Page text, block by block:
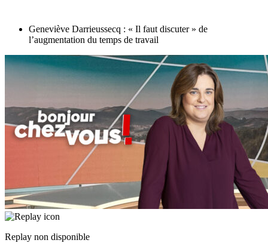
Geneviève Darrieussecq : « Il faut discuter » de
l’augmentation du temps de travail
Replay non disponible